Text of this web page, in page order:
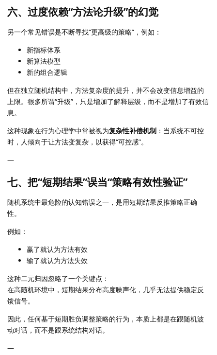
六、过度依赖“方法论升级”的幻觉
另一个常见错误是不断寻找“更高级的策略”，例如：
新指标体系
新算法模型
新的组合逻辑
但在独立随机结构中，方法复杂度的提升，并不会改变信息增益的
上限。很多所谓“升级”，只是增加了解释层级，而不是增加了有效信
息。
这种现象在行为心理学中常被视为复杂性补偿机制 ：当系统不可控
时，人倾向于让方法变复杂，以获得“可控感”。
—
七、把“短期结果”误当“策略有效性验证”
随机系统中最危险的认知错误之一，是用短期结果反推策略正确
性。
例如：
赢了就认为方法有效
输了就认为方法失效
这种二元归因忽略了一个关键点：
在高随机环境中，短期结果分布高度噪声化，几乎无法提供稳定反
馈信号。
因此，任何基于短期胜负调整策略的行为，本质上都是在跟随机波
动对话，而不是跟系统结构对话。
—